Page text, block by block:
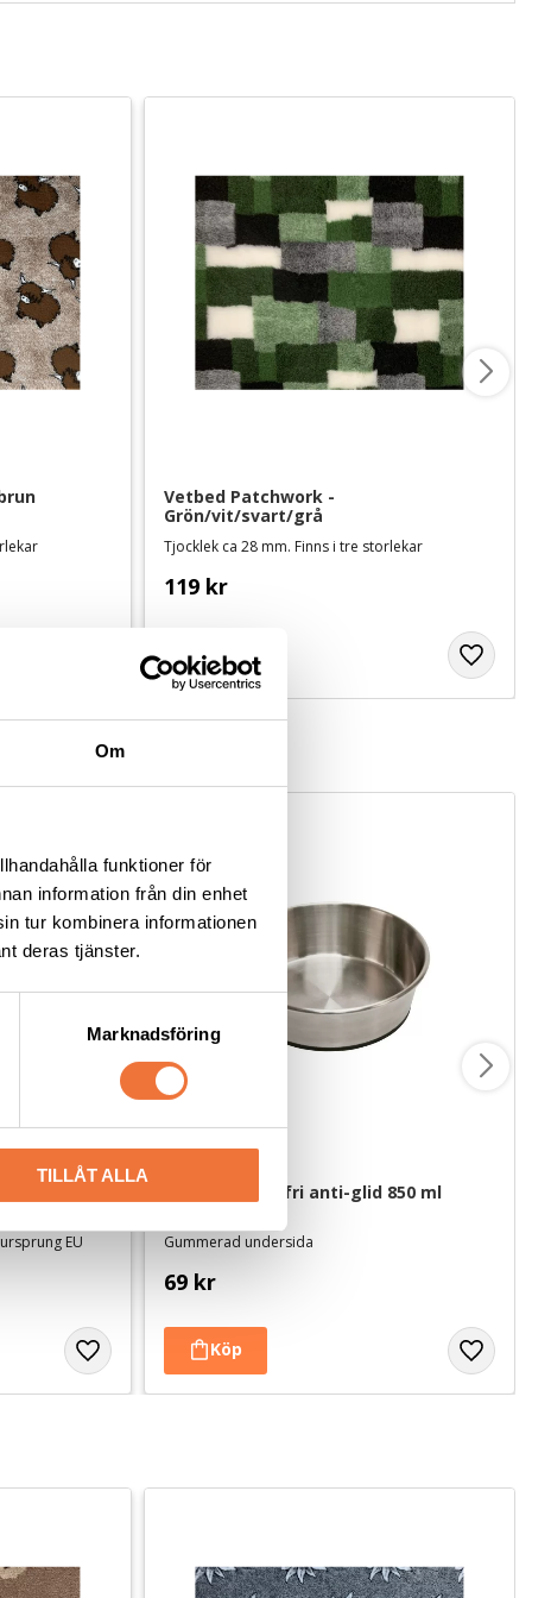
Om
funktioner för
information från din enhet
tur kombinera informationen
deras tjänster.
Marknadsföring
TILLÅT ALLA
Vetbed Patchwork -
Grön/vit/svart/grå
Tjocklek ca 28 mm. Finns i tre storlekar
119 kr
EU
Hundskål rostfri anti-glid 850 ml
Gummerad undersida
69 kr